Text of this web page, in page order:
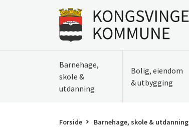
Gå til forsiden
Barnehage,
skole &
utdanning
Bolig, eiendom
& utbygging
Forside Barnehage, skole & utdanning